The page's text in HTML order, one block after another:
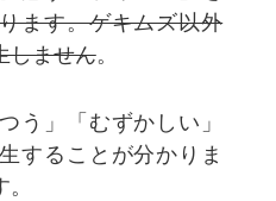
ます。ゲキムズ以外
しません。
う」「むずかしい」
することが分かりま